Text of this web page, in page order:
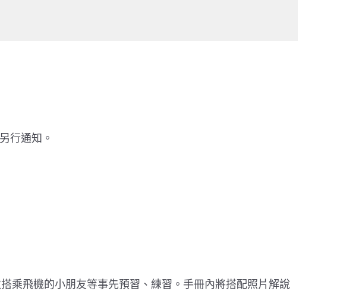
行通知。
乘飛機的小朋友等事先預習、練習。手冊內將搭配照片解說